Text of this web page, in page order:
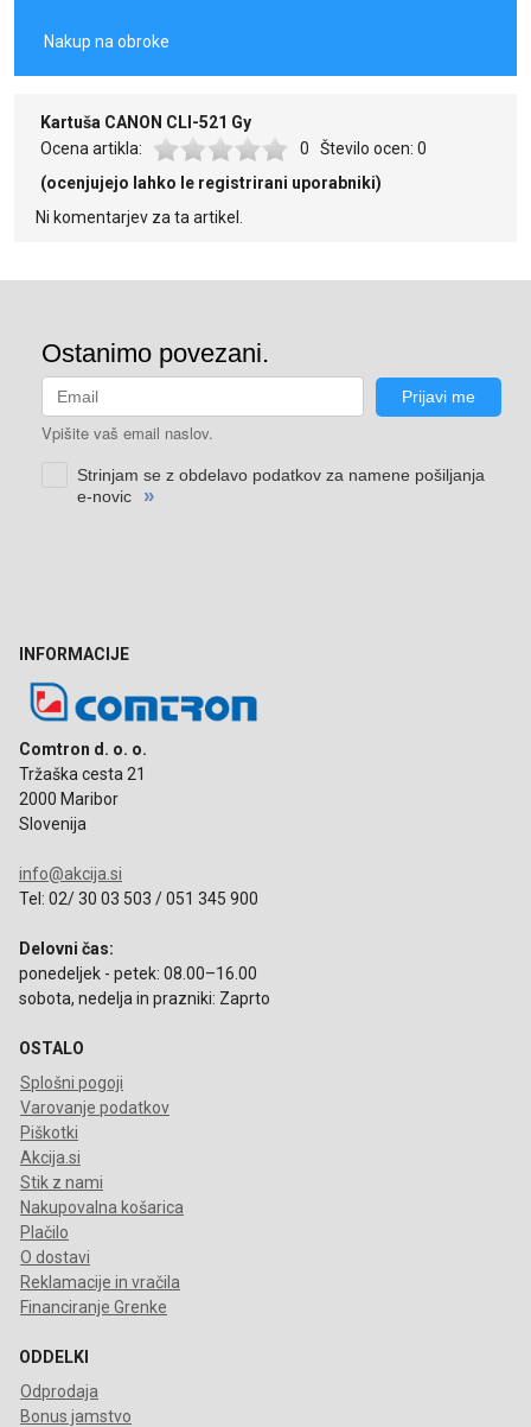
Nakup na obroke
Kartuša CANON CLI-521 Gy
Ocena artikla:
0 Število ocen: 0
(ocenjujejo lahko le registrirani uporabniki)
Ni komentarjev za ta artikel.
INFORMACIJE
Comtron d. o. o.
Tržaška cesta 21
2000 Maribor
Slovenija
info@akcija.si
Tel: 02/ 30 03 503 / 051 345 900
Delovni čas:
ponedeljek - petek: 08.00–16.00
sobota, nedelja in prazniki: Zaprto
OSTALO
Splošni pogoji
Varovanje podatkov
Piškotki
Akcija.si
Stik z nami
Nakupovalna košarica
Plačilo
O dostavi
Reklamacije in vračila
Financiranje Grenke
ODDELKI
Odprodaja
Bonus jamstvo